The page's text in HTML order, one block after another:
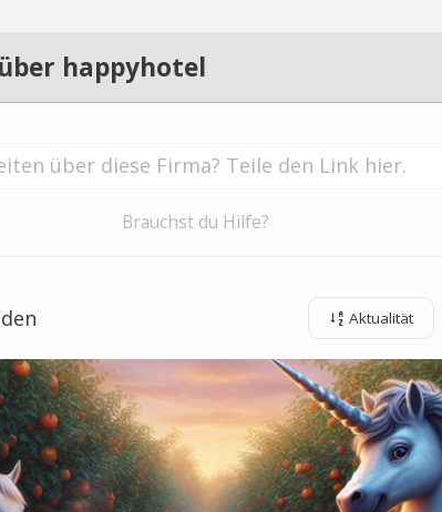
happyhotel
Brauchst du Hilfe?
Aktualität